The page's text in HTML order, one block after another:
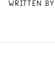
WRITTEN BY